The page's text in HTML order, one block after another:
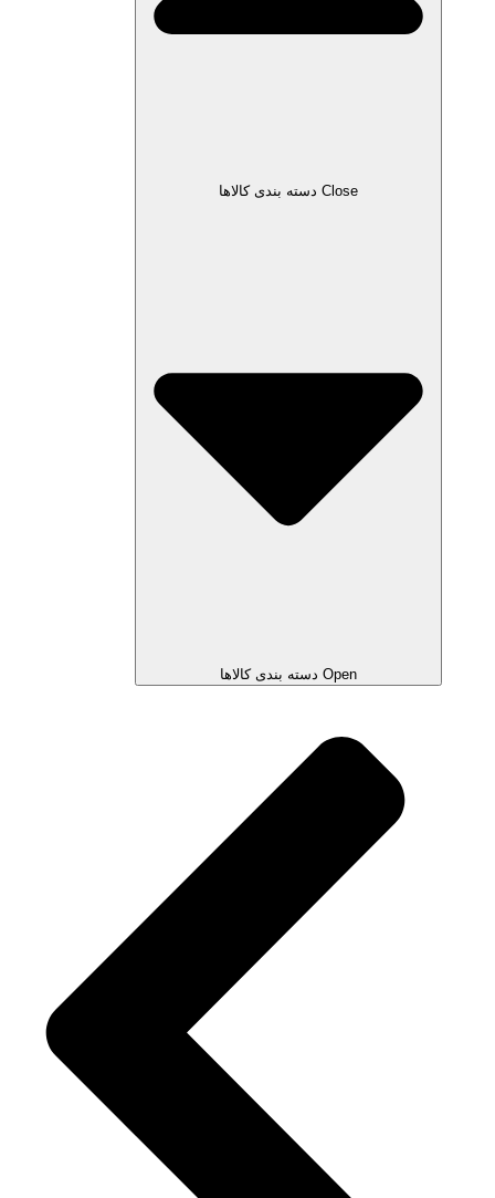
Close دسته بندی کالاها
Open دسته بندی کالاها